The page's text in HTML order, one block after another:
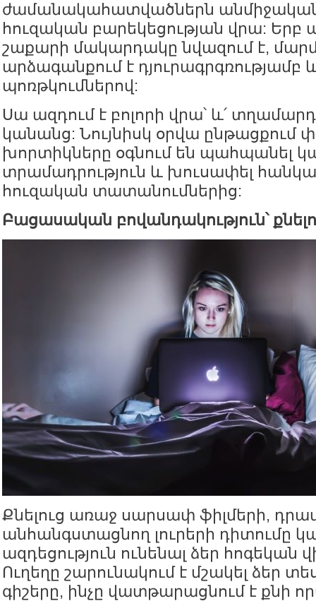
ժամանակահատվածներն
հուզական բարեկեցության վրա: Երբ
շաքարի մակարդակը նվազում է,
արձագանքում է դյուրագրգռությամբ և
պոռթկումներով:
Սա ազդում է բոլորի վրա՝ և՛
կանանց: Նույնիսկ օրվա ընթացքում
խորտիկները օգնում են պահպանել
տրամադրություն և խուսափել
հուզական տատանումներից:
Բացասական բովանդակություն՝
Քնելուց առաջ սարսափ ֆիլմերի,
անհանգստացնող լուրերի դիտումը
ազդեցություն ունենալ ձեր հոգեկան
Ուղեղը շարունակում է մշակել ձեր
գիշերը, ինչը վատթարացնում է քնի